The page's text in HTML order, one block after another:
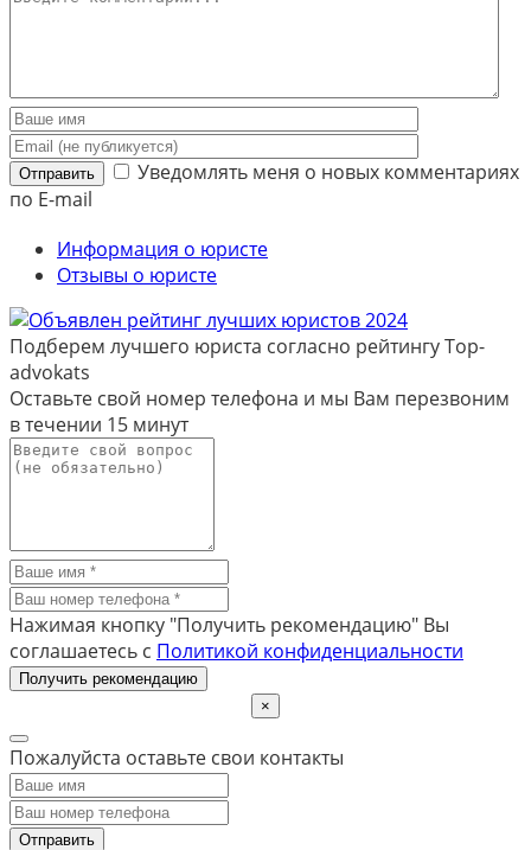
Отправить
Уведомлять меня о новых комментариях
по E-mail
Информация о юристе
Отзывы о юристе
Подберем лучшего юриста согласно рейтингу Top-
advokats
Оставьте свой номер телефона и мы Вам перезвоним
в течении 15 минут
Нажимая кнопку "Получить рекомендацию" Вы
соглашаетесь с Политикой конфиденциальности
Получить рекомендацию
×
Пожалуйста оставьте свои контакты
Отправить